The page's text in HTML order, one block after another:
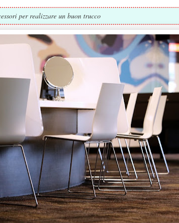
per realizzare un buon trucco